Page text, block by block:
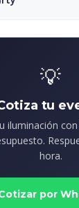
💡
tu
iluminación
hora.
por